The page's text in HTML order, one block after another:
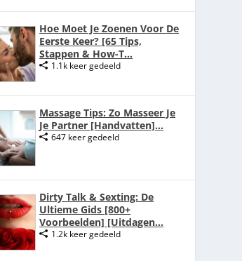
Hoe Moet Je Zoenen Voor De
Eerste Keer? [65 Tips,
Stappen & How-T...
1.1k keer gedeeld
Massage Tips: Zo Masseer Je
Je Partner [Handvatten]...
647 keer gedeeld
Dirty Talk & Sexting: De
Ultieme Gids [800+
Voorbeelden] [Uitdagen...
1.2k keer gedeeld